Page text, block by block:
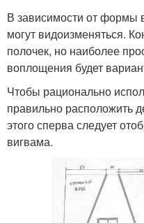
В зависимости от формы
могут видоизменяться.
полочек, но наиболее
воплощения будет
Чтобы рационально
правильно расположить
этого сперва следует
вигвама.